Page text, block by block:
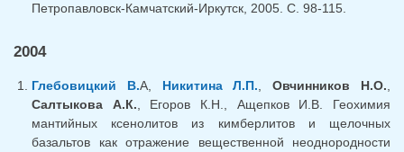
Петропавловск-Камчатский-Иркутск, 2005. С. 98-115.
2004
Глебовицкий В.А, Никитина Л.П. ,Овчинников Н.О.
Салтыкова А.К. , Егоров К.Н., Ащепков И.В. Геохимия
мантийных ксенолитов из кимберлитов и щелочных
базальтов как отражение вещественной неоднородности